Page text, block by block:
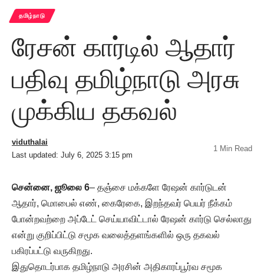
தமிழ்நாடு
ரேசன் கார்டில் ஆதார்
பதிவு தமிழ்நாடு அரசு
முக்கிய தகவல்
Last updated: July 6, 2025 3:15 pm
viduthalai
1 Min Read
சென்னை, ஜூலை 6– தஞ்சை மக்களே ரேஷன் கார்டுடன்
ஆதார், மொபைல் எண், கைரேகை, இறந்தவர் பெயர் நீக்கம்
போன்றவற்றை அப்டேட் செய்யாவிட்டால் ரேஷன் கார்டு செல்லாது
என்று குறிப்பிட்டு சமூக வலைத்தளங்களில் ஒரு தகவல்
பகிரப்பட்டு வருகிறது.
இதுதொடர்பாக தமிழ்நாடு அரசின் அதிகாரப்பூர்வ சமூக